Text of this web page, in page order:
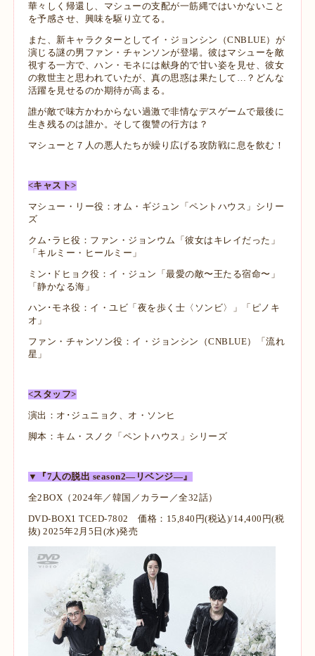
華々しく帰還し、 マシューの支配が一筋縄ではいかないこと
を予感させ、興味を駆り立てる。
また、新キャラクターとしてイ・ジョンシン（CNBLUE）が
演じる謎の男ファン・チャンソンが登場。彼はマシューを敵
視する一方で、ハン・モネには献身的で甘い姿を見せ、彼女
の救世主と思われていたが、真の思惑は果たして…？どんな
活躍を見せるのか期待が高まる。
誰が敵で味方かわからない過激で非情なデスゲームで最後に
生き残るのは誰か。そして復讐の行方は？
マシューと７人の悪人たちが繰り広げる攻防戦に息を飲む！
<キャスト>
マシュー・リー役：オム・ギジュン「ペントハウス」シリー
ズ
クム･ラヒ役：ファン・ジョンウム「彼女はキレイだった」
「キルミー・ヒールミー」
ミン･ドヒョク役：イ・ジュン「最愛の敵〜王たる宿命〜」
「静かなる海」
ハン･モネ役：イ・ユビ「夜を歩く士〈ソンビ〉」「ピノキ
オ」
ファン・チャンソン役：イ・ジョンシン（CNBLUE）「流れ
星」
<スタッフ>
演出：オ･ジュニョク、オ・ソンヒ
脚本：キム・スノク「ペントハウス」シリーズ
▼『7人の脱出 season2―リベンジ―』
全2BOX（2024年／韓国／カラー／全32話）
DVD-BOX1 TCED-7802 価格：15,840円(税込)/14,400円(税
抜) 2025年2月5日(水)発売